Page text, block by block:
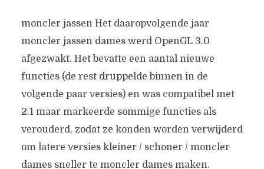
moncler jassen Het daaropvolgende jaar
moncler jassen dames werd OpenGL 3.0
afgezwakt. Het bevatte een aantal nieuwe
functies (de rest druppelde binnen in de
volgende paar versies) en was compatibel met
2.1 maar markeerde sommige functies als
verouderd, zodat ze konden worden verwijderd
om latere versies kleiner / schoner / moncler
dames sneller te moncler dames maken.